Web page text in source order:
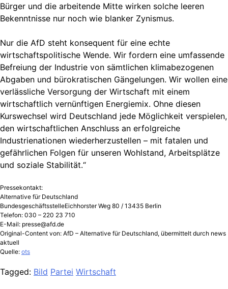
Bürger und die arbeitende Mitte wirken solche leeren
Bekenntnisse nur noch wie blanker Zynismus.
Nur die AfD steht konsequent für eine echte
wirtschaftspolitische Wende. Wir fordern eine umfassende
Befreiung der Industrie von sämtlichen klimabezogenen
Abgaben und bürokratischen Gängelungen. Wir wollen eine
verlässliche Versorgung der Wirtschaft mit einem
wirtschaftlich vernünftigen Energiemix. Ohne diesen
Kurswechsel wird Deutschland jede Möglichkeit verspielen,
den wirtschaftlichen Anschluss an erfolgreiche
Industrienationen wiederherzustellen – mit fatalen und
gefährlichen Folgen für unseren Wohlstand, Arbeitsplätze
und soziale Stabilität.“
Pressekontakt:
Alternative für Deutschland
BundesgeschäftsstelleEichhorster Weg 80 / 13435 Berlin
Telefon: 030 – 220 23 710
E-Mail: presse@afd.de
Original-Content von: AfD – Alternative für Deutschland, übermittelt durch news
aktuell
Quelle: ots
Tagged: Bild Partei Wirtschaft